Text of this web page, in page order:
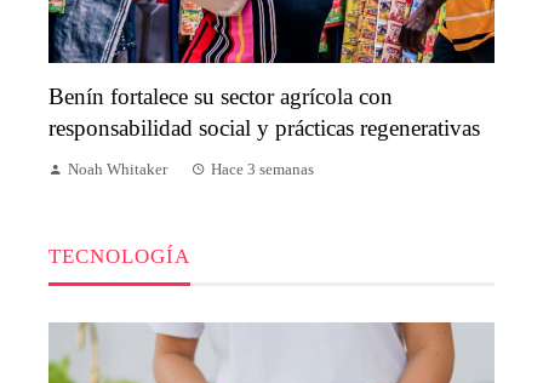
Benín fortalece su sector agrícola con
responsabilidad social y prácticas regenerativas
Noah Whitaker Hace 3 semanas
TECNOLOGÍA